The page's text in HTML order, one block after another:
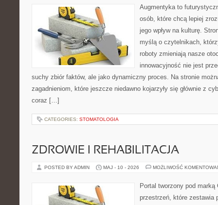
Augmentyka to
osób, które chcą lepiej
jego wpływ na kulturę.
myślą o czytelnikach,
roboty zmieniają nasze
innowacyjność nie jest
suchy zbiór faktów, ale jako dynamiczny proces. Na stronie
zagadnieniom, które jeszcze niedawno kojarzyły się głównie z
coraz […]
CATEGORIES: STOMATOLOGIA
ZDROWIE I REHABILITACJA
POSTED BY ADMIN MAJ - 10 - 2026 MOŻLIWOŚĆ
Portal tworzony pod
przestrzeń, które zestawia